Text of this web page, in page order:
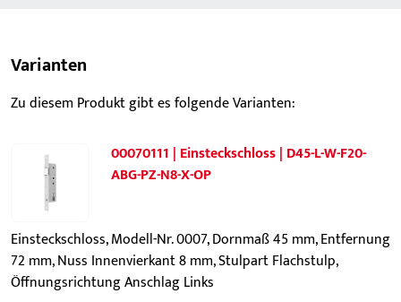
Varianten
Zu diesem Produkt gibt es folgende Varianten:
00070111 | Einsteckschloss | D45-L-W-F20-
ABG-PZ-N8-X-OP
Einsteckschloss, Modell-Nr. 0007, Dornmaß 45 mm, Entfernung
72 mm, Nuss Innenvierkant 8 mm, Stulpart Flachstulp,
Öffnungsrichtung Anschlag Links